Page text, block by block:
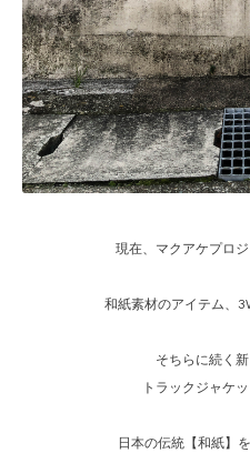
現在、マクアケプロ
和紙素材のアイテム、
そちらに続く
トラックジャケ
日本の伝統【和紙】